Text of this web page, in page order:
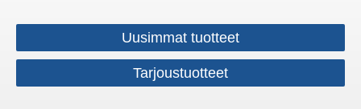
Uusimmat tuotteet
Tarjoustuotteet